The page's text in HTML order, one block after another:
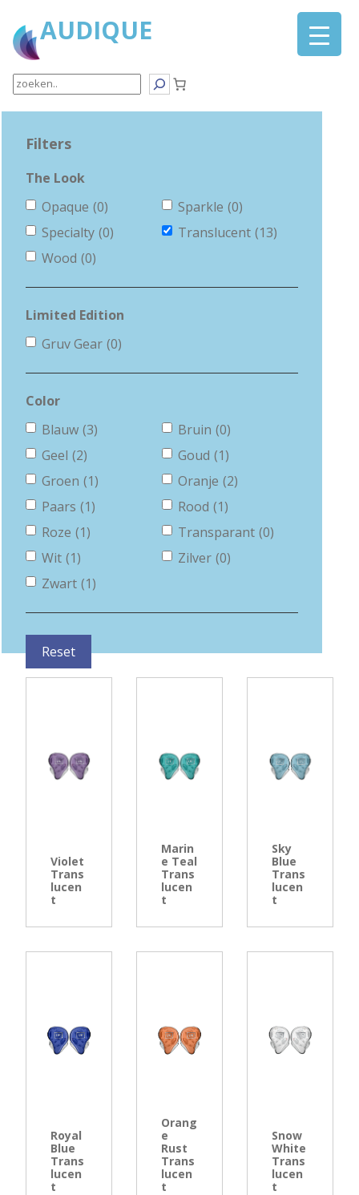
naar
de
AUDIQUE
Search
Filters
The Look
Opaque (0) Sparkle (0)
Specialty (0) Translucent (13)
Wood (0)
Limited Edition
Gruv Gear (0)
Color
Blauw (3) Bruin (0)
Geel (2) Goud (1)
Groen (1) Oranje (2)
Paars (1) Rood (1)
Roze (1) Transparant (0)
Wit (1) Zilver (0)
Zwart (1)
Violet
Trans
lucen
t
Marin
e Teal
Trans
lucen
t
Sky
Blue
Trans
lucen
t
Royal
Blue
Trans
lucen
t
Orang
e
Rust
Trans
lucen
t
Snow
White
Trans
lucen
t